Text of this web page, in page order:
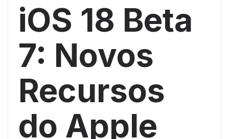
iOS 18 Beta
7: Novos
Recursos
do Apple